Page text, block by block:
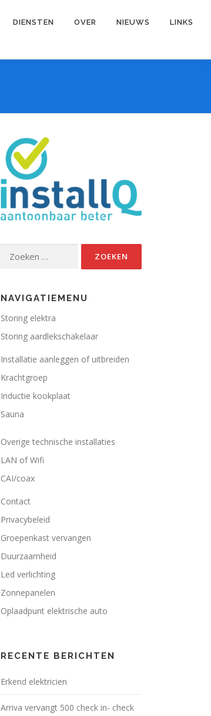
DIENSTEN OVER NIEUWS LINKS
naar:
NAVIGATIEMENU
Storing elektra
Storing aardlekschakelaar
Installatie aanleggen of uitbreiden
Krachtgroep
Inductie kookplaat
Sauna
Overige technische installaties
LAN of Wifi
CAI/coax
Contact
Privacybeleid
Groepenkast vervangen
Duurzaamheid
Led verlichting
Zonnepanelen
Oplaadpunt elektrische auto
RECENTE BERICHTEN
Erkend elektricien
Arriva vervangt 500 check in- check